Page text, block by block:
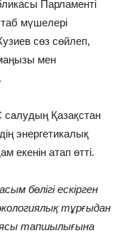
Парламенті
мүшелері
сөз сөйлеп,
мен
Қазақстан
энергетикалық
екенін атап өтті.
бөлігі ескірген
тұрғыдан
тапшылығына